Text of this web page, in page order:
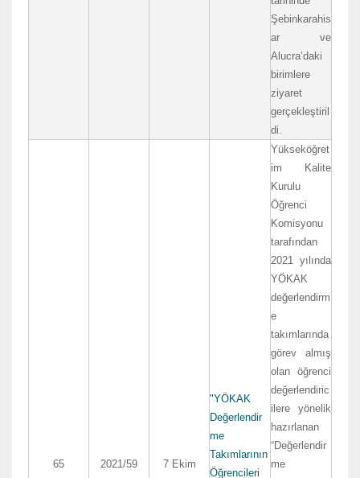
Şebinkarahis
ar ve
Alucra’daki
birimlere
ziyaret
gerçekleştiril
di.
65 2021/59 7 Ekim
"YÖKAK
Değerlendir
me
Takımlarının
Öğrencileri
Yükseköğret
im Kalite
Kurulu
Öğrenci
Komisyonu
tarafından
2021 yılında
YÖKAK
değerlendirm
e
takımlarında
görev almış
olan öğrenci
değerlendiric
ilere yönelik
hazırlanan
“Değerlendir
me